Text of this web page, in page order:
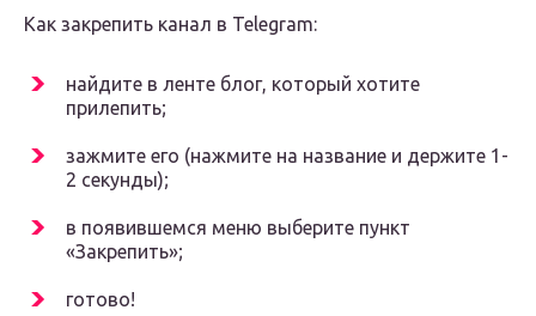
Как закрепить канал в Telegram:
найдите в ленте блог, который хотите
прилепить;
зажмите его (нажмите на название и держите 1-
2 секунды);
в появившемся меню выберите пункт
«Закрепить»;
готово!